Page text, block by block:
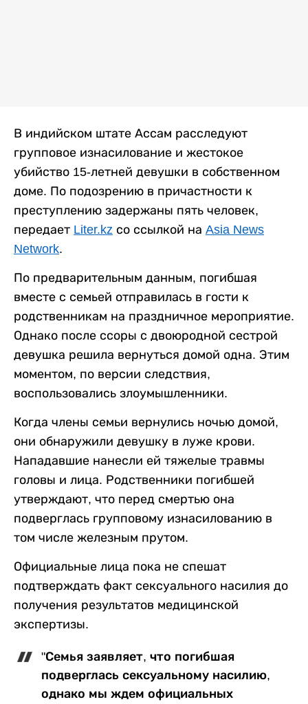
В индийском штате Ассам расследуют
групповое изнасилование и жестокое
убийство 15-летней девушки в собственном
доме. По подозрению в причастности к
преступлению задержаны пять человек,
передает Liter.kz со ссылкой на Asia News
Network.
По предварительным данным, погибшая
вместе с семьей отправилась в гости к
родственникам на праздничное мероприятие.
Однако после ссоры с двоюродной сестрой
девушка решила вернуться домой одна. Этим
моментом, по версии следствия,
воспользовались злоумышленники.
Когда члены семьи вернулись ночью домой,
они обнаружили девушку в луже крови.
Нападавшие нанесли ей тяжелые травмы
головы и лица. Родственники погибшей
утверждают, что перед смертью она
подверглась групповому изнасилованию в
том числе железным прутом.
Официальные лица пока не спешат
подтверждать факт сексуального насилия до
получения результатов медицинской
экспертизы.
"Семья заявляет, что погибшая
подверглась сексуальному насилию,
однако мы ждем официальных